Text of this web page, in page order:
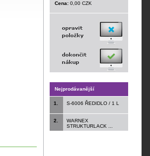
Cena: 0,00 CZK
Nejprodávanější
1. S-6006 ŘEDIDLO / 1 L
2.
WARNEX
STRUKTURLACK ...